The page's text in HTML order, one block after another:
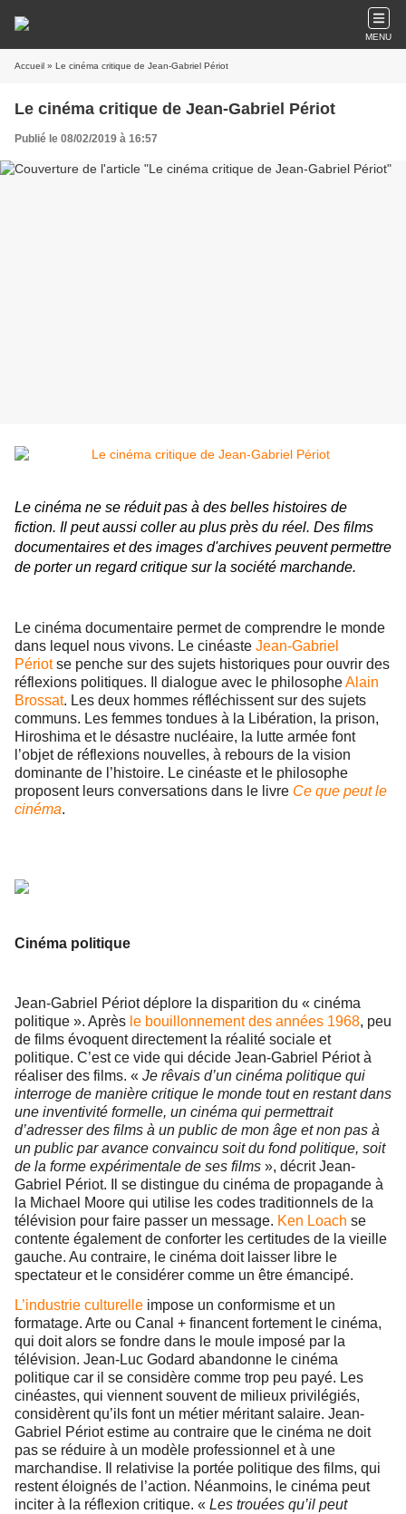
MENU
Accueil » Le cinéma critique de Jean-Gabriel Périot
Le cinéma critique de Jean-Gabriel Périot
Publié le 08/02/2019 à 16:57
Le cinéma ne se réduit pas à des belles histoires de
fiction. Il peut aussi coller au plus près du réel. Des films
documentaires et des images d'archives peuvent permettre
de porter un regard critique sur la société marchande.
Le cinéma documentaire permet de comprendre le monde
dans lequel nous vivons. Le cinéaste Jean-Gabriel
Périotse penche sur des sujets historiques pour ouvrir des
réflexions politiques. Il dialogue avec le philosopheAlain
Brossat. Les deux hommes réfléchissent sur des sujets
communs. Les femmes tondues à la Libération, la prison,
Hiroshima et le désastre nucléaire, la lutte armée font
l’objet de réflexions nouvelles, à rebours de la vision
dominante de l’histoire. Le cinéaste et le philosophe
proposent leurs conversations dans le livre Ce que peut le
cinéma.
Cinéma politique
Jean-Gabriel Périot déplore la disparition du « cinéma
politique ». Après le bouillonnement des années 1968, peu
de films évoquent directement la réalité sociale et
politique. C’est ce vide qui décide Jean-Gabriel Périot à
réaliser des films. « Je rêvais d’un cinéma politique qui
interroge de manière critique le monde tout en restant dans
une inventivité formelle, un cinéma qui permettrait
d’adresser des films à un public de mon âge et non pas à
un public par avance convaincu soit du fond politique, soit
de la forme expérimentale de ses films », décrit Jean-
Gabriel Périot. Il se distingue du cinéma de propagande à
la Michael Moore qui utilise les codes traditionnels de la
télévision pour faire passer un message. Ken Loach se
contente également de conforter les certitudes de la vieille
gauche. Au contraire, le cinéma doit laisser libre le
spectateur et le considérer comme un être émancipé.
L’industrie culturelle impose un conformisme et un
formatage. Arte ou Canal + financent fortement le cinéma,
qui doit alors se fondre dans le moule imposé par la
télévision. Jean-Luc Godard abandonne le cinéma
politique car il se considère comme trop peu payé. Les
cinéastes, qui viennent souvent de milieux privilégiés,
considèrent qu’ils font un métier méritant salaire. Jean-
Gabriel Périot estime au contraire que le cinéma ne doit
pas se réduire à un modèle professionnel et à une
marchandise. Il relativise la portée politique des films, qui
restent éloignés de l’action. Néanmoins, le cinéma peut
inciter à la réflexion critique. « Les trouées qu’il peut